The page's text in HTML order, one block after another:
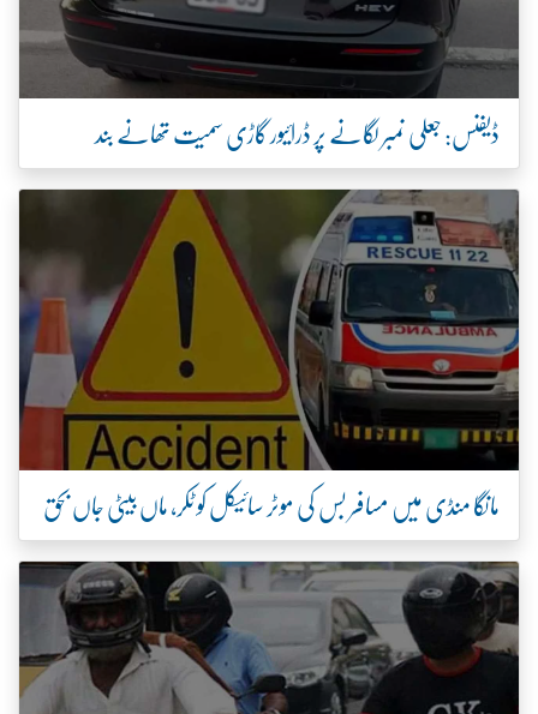
ڈیفنس: جعلی نمبر لگانے پر ڈرائیور گاڑی سمیت تھانے بند
مانگا منڈی میں مسافر بس کی موٹر سائیکل کو ٹکر، ماں بیٹی جاں بحق